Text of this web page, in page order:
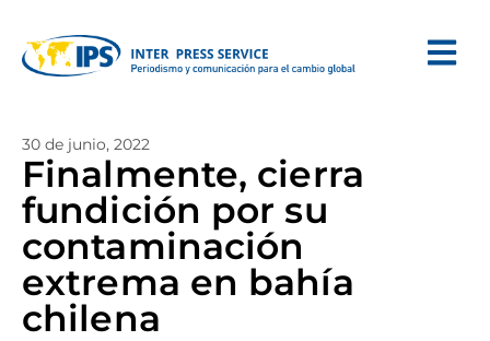
30 de junio, 2022
Finalmente, cierra
fundición por su
contaminación
extrema en bahía
chilena